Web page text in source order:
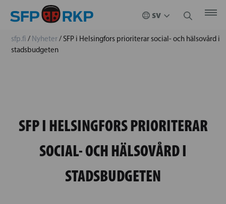
sfp.fi / Nyheter/ SFP i Helsingfors prioriterar social- och hälsovård i
stadsbudgeten
SFP I HELSINGFORS PRIORITERAR
SOCIAL- OCH HÄLSOVÅRD I
STADSBUDGETEN